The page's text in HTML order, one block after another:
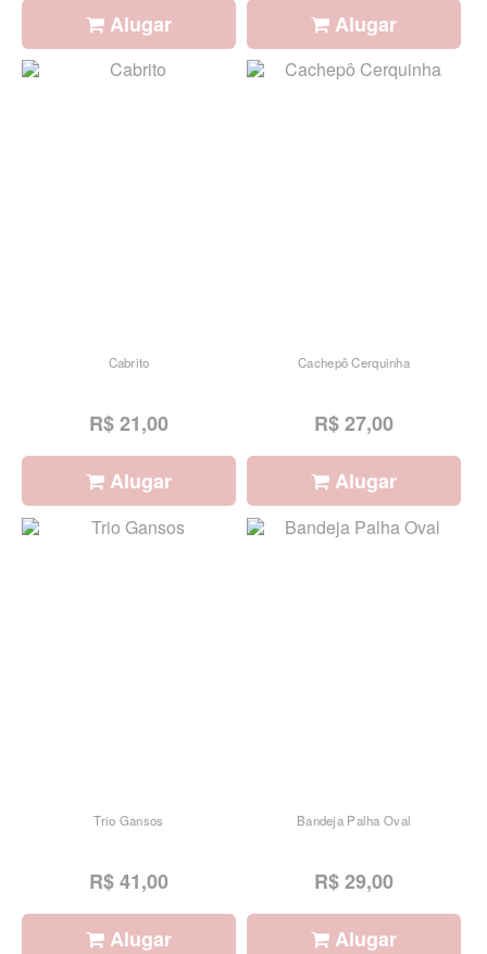
Alugar Alugar
Cabrito
R$ 21,00
Alugar
Cachepô Cerquinha
R$ 27,00
Alugar
Trio Gansos
R$ 41,00
Alugar
Bandeja Palha Oval
R$ 29,00
Alugar